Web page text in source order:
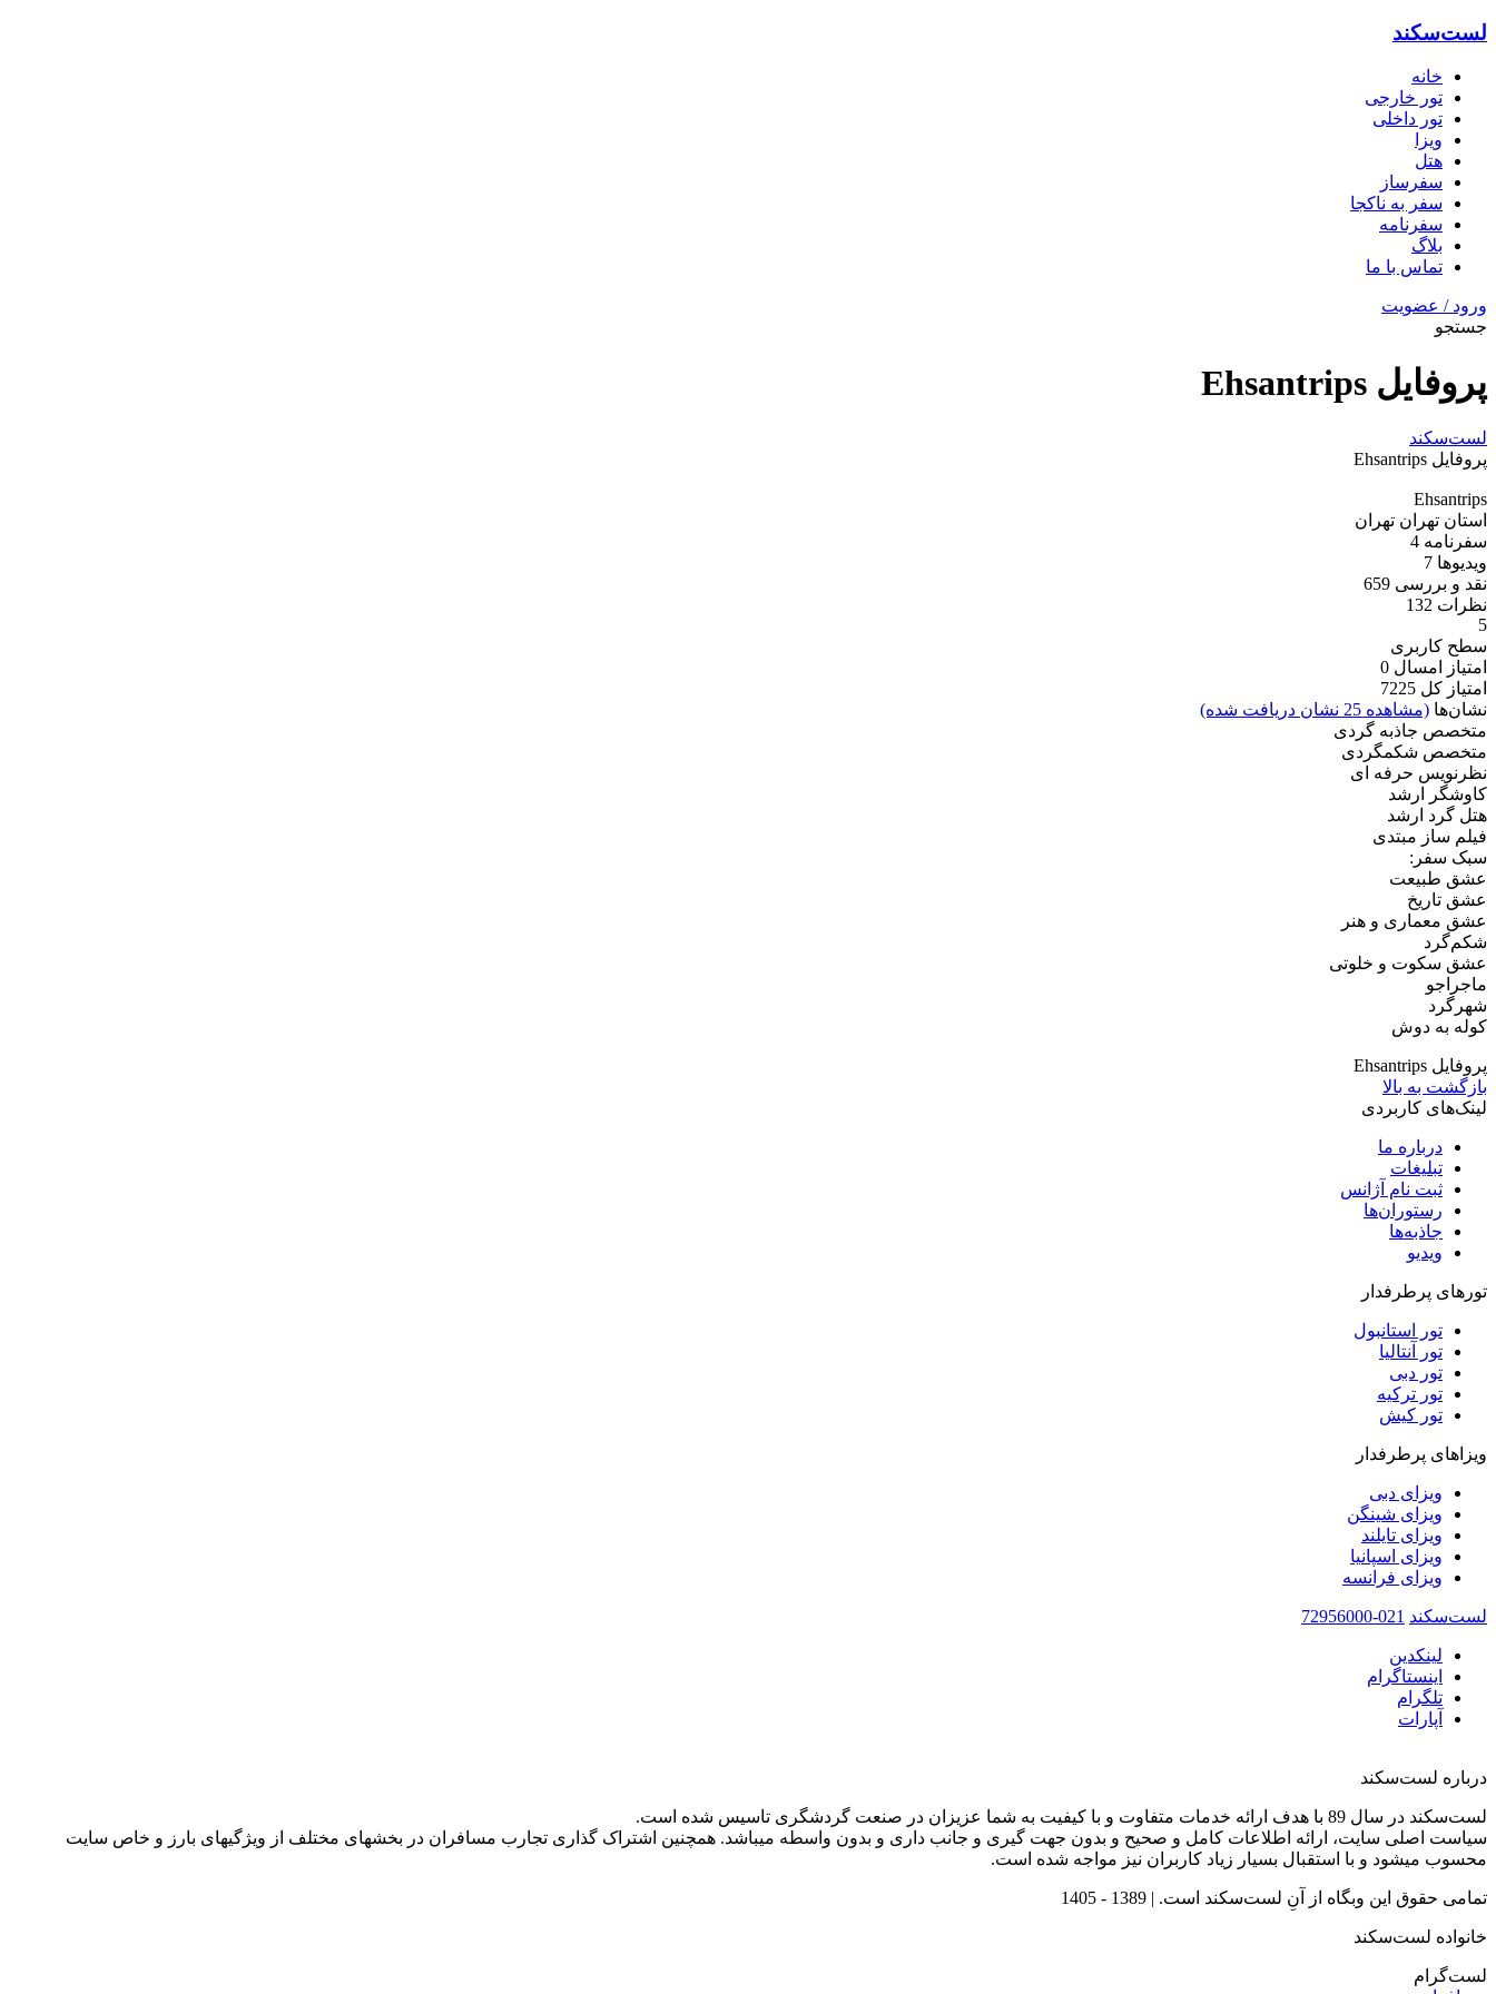
لست‌سکند
خانه
تور خارجی
تور داخلی
ویزا
هتل‌
سفرساز
سفر به ناکجا
سفرنامه
بلاگ
تماس با ما
ورود / عضویت
جستجو
پروفایل Ehsantrips
لست‌سکند
پروفایل Ehsantrips
Ehsantrips
استان تهران تهران
سفرنامه 4
ویدیو‌ها 7
نقد و بررسی 659
نظرات 132
5
سطح کاربری
امتیاز امسال 0
امتیاز کل 7225
نشان‌ها (مشاهده 25 نشان دریافت شده)
متخصص جاذبه گردی
متخصص شکمگردی
نظرنویس حرفه ای
کاوشگر ارشد
هتل گرد ارشد
فیلم ساز مبتدی
سبک سفر:
عشق طبیعت
عشق تاریخ
عشق معماری و هنر
شکم‌گرد
عشق سکوت و خلوتی
ماجراجو
شهرگرد
کوله به دوش
پروفایل Ehsantrips
بازگشت به بالا
لینک‌های کاربردی
درباره ما
تبلیغات
ثبت نام آژانس
رستوران‌ها
جاذبه‌ها
ویدیو‌
تورهای پرطرفدار
تور استانبول
تور آنتالیا
تور دبی
تور ترکیه
تور کیش
ویزاهای پرطرفدار
ویزای دبی
ویزای شینگن
ویزای تایلند
ویزای اسپانیا
ویزای فرانسه
لست‌سکند 021-72956000
لینکدین
اینستاگرام
تلگرام
آپارات
درباره لست‌سکند
لست‌سکند در سال 89 با هدف ارائه خدمات متفاوت و با کیفیت به شما عزیزان در صنعت گردشگری تاسیس شده است.
سیاست اصلی سایت، ارائه اطلاعات کامل و صحیح و بدون جهت گیری و جانب داری و بدون واسطه میباشد. همچنین اشتراک گذاری تجارب مسافران در بخشهای مختلف از ویژگیهای بارز و خاص سایت
محسوب میشود و با استقبال بسیار زیاد کاربران نیز مواجه شده است.
تمامی حقوق این وبگاه از آنِ لست‌سکند است. | 1389 - 1405
خانواده لست‌سکند
لست‌گرام